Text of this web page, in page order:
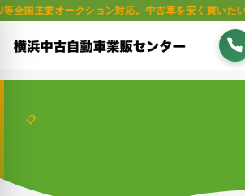
ション対応。中古車を安く買いたい・高く売り
📋